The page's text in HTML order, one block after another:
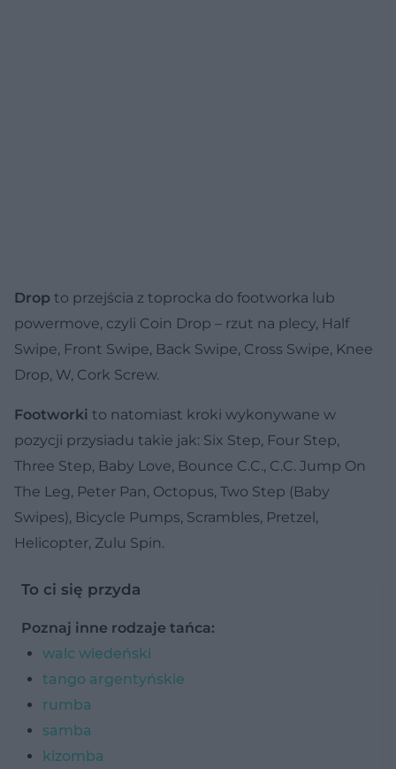
Drop to przejścia z toprocka do footworka lub
powermove, czyli Coin Drop – rzut na plecy, Half
Swipe, Front Swipe, Back Swipe, Cross Swipe, Knee
Drop, W, Cork Screw.
Footworki to natomiast kroki wykonywane w
pozycji przysiadu takie jak: Six Step, Four Step,
Three Step, Baby Love, Bounce C.C., C.C. Jump On
The Leg, Peter Pan, Octopus, Two Step (Baby
Swipes), Bicycle Pumps, Scrambles, Pretzel,
Helicopter, Zulu Spin.
To ci się przyda
Poznaj inne rodzaje tańca:
walc wiedeński
tango argentyńskie
rumba
samba
kizomba